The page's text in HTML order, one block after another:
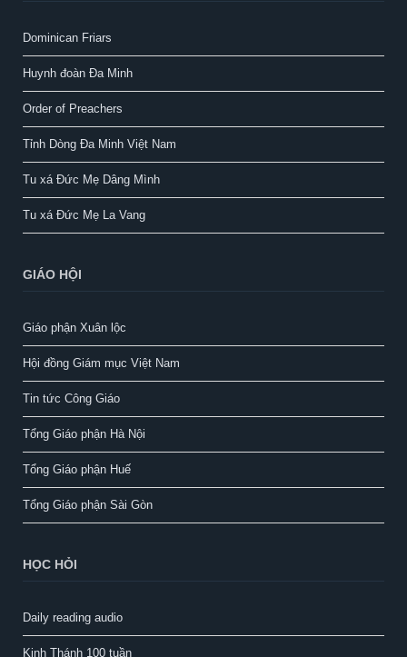
Dominican Friars
Huynh đoàn Đa Minh
Order of Preachers
Tỉnh Dòng Đa Minh Việt Nam
Tu xá Đức Mẹ Dâng Mình
Tu xá Đức Mẹ La Vang
GIÁO HỘI
Giáo phận Xuân lộc
Hội đồng Giám mục Việt Nam
Tin tức Công Giáo
Tổng Giáo phận Hà Nội
Tổng Giáo phận Huế
Tổng Giáo phận Sài Gòn
HỌC HỎI
Daily reading audio
Kinh Thánh 100 tuần